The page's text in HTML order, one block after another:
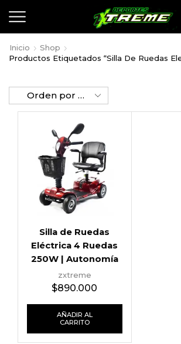
Inicio
Shop
Productos Etiquetados “Silla De Ruedas
Silla de Ruedas
Eléctrica 4 Ruedas
250W | Autonomía
30 km, Antivuelco y
Certificaciones CE
zxtreme
$890.000
AÑADIR AL
CARRITO